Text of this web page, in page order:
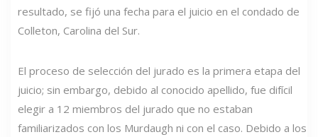
resultado, se fijó una fecha para el juicio en el condado de
Colleton, Carolina del Sur.
El proceso de selección del jurado es la primera etapa del
juicio; sin embargo, debido al conocido apellido, fue difícil
elegir a 12 miembros del jurado que no estaban
familiarizados con los Murdaugh ni con el caso. Debido a los